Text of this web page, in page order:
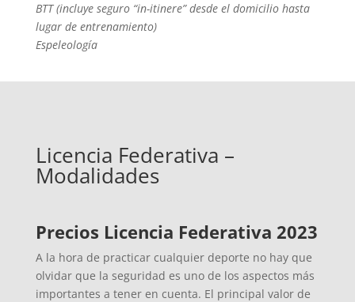
BTT (incluye seguro “in-itinere” desde el domicilio hasta
lugar de entrenamiento)
Espeleología
Licencia Federativa –
Modalidades
Precios Licencia Federativa 2023
A la hora de practicar cualquier deporte no hay que
olvidar que la seguridad es uno de los aspectos más
importantes a tener en cuenta. El principal valor de